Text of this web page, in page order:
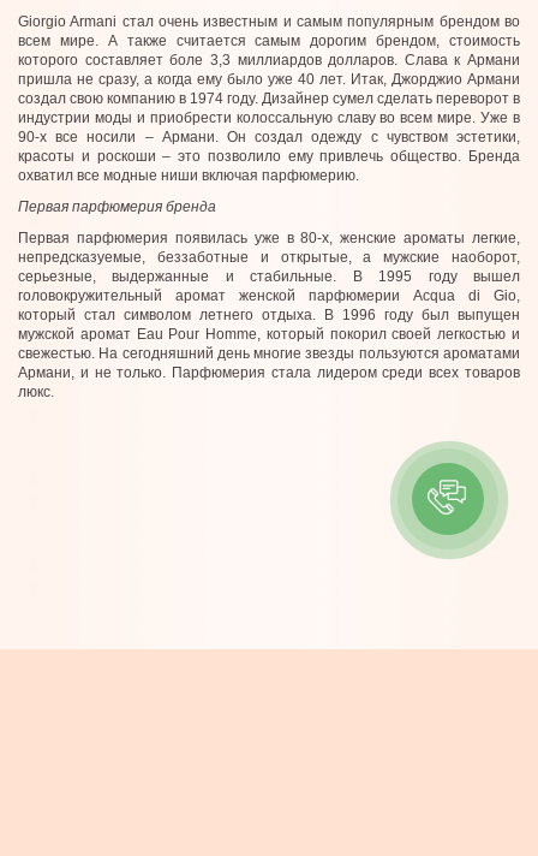
Giorgio Armani стал очень известным и самым популярным брендом во
всем мире. А также считается самым дорогим брендом, стоимость
которого составляет боле 3,3 миллиардов долларов. Слава к Армани
пришла не сразу, а когда ему было уже 40 лет. Итак, Джорджио Армани
создал свою компанию в 1974 году. Дизайнер сумел сделать переворот в
индустрии моды и приобрести колоссальную славу во всем мире. Уже в
90-х все носили – Армани. Он создал одежду с чувством эстетики,
красоты и роскоши – это позволило ему привлечь общество. Бренда
охватил все модные ниши включая парфюмерию.
Первая парфюмерия бренда
Первая парфюмерия появилась уже в 80-х, женские ароматы легкие,
непредсказуемые, беззаботные и открытые, а мужские наоборот,
серьезные, выдержанные и стабильные. В 1995 году вышел
головокружительный аромат женской парфюмерии Acqua di Gio,
который стал символом летнего отдыха. В 1996 году был выпущен
мужской аромат Eau Pour Homme, который покорил своей легкостью и
свежестью. На сегодняшний день многие звезды пользуются ароматами
Армани, и не только. Парфюмерия стала лидером среди всех товаров
люкс.